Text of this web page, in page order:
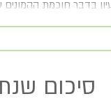
הרעיון בדבר חוכמת